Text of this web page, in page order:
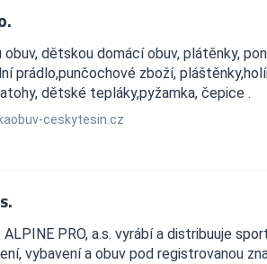
dětskou domácí obuv, plátěnky,
prádlo,punčochové zboží,
dětské tepláky,pyžamka, čepice .
ceskytesin.cz
PRO, a.s. vyrábí a distribuuje
vybavení a obuv pod registrovanou